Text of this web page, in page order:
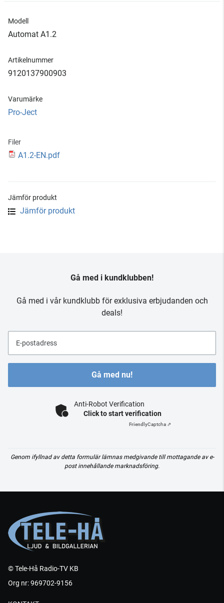
Modell
Automat A1.2
Artikelnummer
9120137900903
Varumärke
Pro-Ject
Filer
A1.2-EN.pdf
Jämför produkt
Jämför produkt
Gå med i kundklubben!
Gå med i vår kundklubb för exklusiva erbjudanden och
deals!
E-postadress
Gå med nu!
Anti-Robot Verification
Click to start verification
FriendlyCaptcha ⇗
Genom ifyllnad av detta formulär lämnas medgivande till mottagande av e-
post innehållande marknadsföring.
© Tele-Hå Radio-TV KB
Org nr: 969702-9156